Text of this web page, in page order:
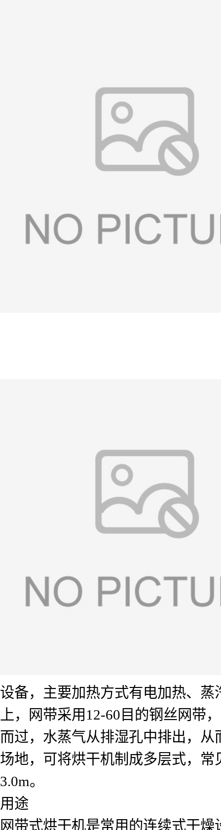
设备，主要加热方式有电加热、
上，网带采用12-60目的钢丝网带
而过，水蒸气从排湿孔中排出，
场地，可将烘干机制成多层式，
3.0m。
用途
网带式烘干机是常用的连续式干